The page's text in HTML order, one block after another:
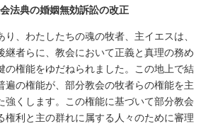
法典の婚姻無効訴訟の改正
、わたしたちの魂の牧者、主イエスは、
継者らに、教会において正義と真理の務め
の権能をゆだねられました。この地上で結
遍の権能が、部分教会の牧者らの権能を主
強くします。この権能に基づいて部分教会
権利と主の群れに属する人々のために審理